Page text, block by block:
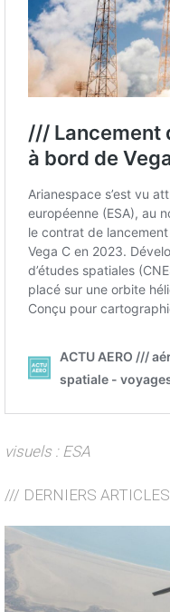
visuels : ESA
/// DERNIERS ARTICLES